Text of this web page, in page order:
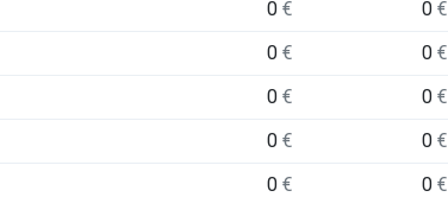
0€ 0€
0€ 0€
0€ 0€
0€ 0€
0€ 0€